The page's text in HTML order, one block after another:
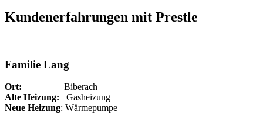
Kundenerfahrungen mit Prestle
Familie Lang
Ort: Biberach
Alte Heizung: Gasheizung
Neue Heizung: Wärmepumpe